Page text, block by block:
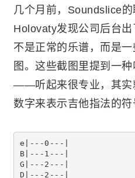
几个月前，Soundslice
Holovaty发现公司后台
不是正常的乐谱，而是
图。这些截图里提到一
——听起来很专业，其实
数字来表示吉他指法的符
e|---0---|
B|---1---|
G|---2---|
D|---2---|